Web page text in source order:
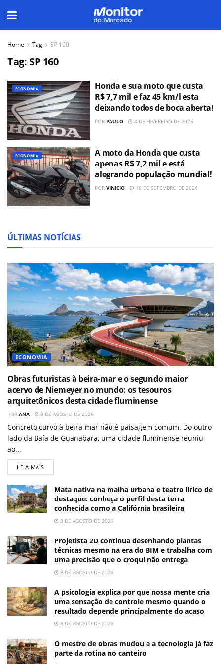
Home Tag SP 160
Tag: SP 160
ECONOMIA
Honda e sua moto que custa
R$ 7,7 mil e faz 45 km/l esta
deixando todos de boca aberta!
POR PAULO 4 DE FEVEREIRO DE 2025
ECONOMIA
A moto da Honda que custa
apenas R$ 7,2 mil e está
alegrando população mundial!
POR VINICIO 16 DE SETEMBRO DE 2024
ÚLTIMAS NOTÍCIAS
ECONOMIA
Obras futuristas à beira-mar e o segundo maior
acervo de Niemeyer no mundo: os tesouros
arquitetônicos desta cidade fluminense
POR ANA 8 DE AGOSTO DE 2026
Concreto curvo à beira-mar não é paisagem comum. Do outro
lado da Baía de Guanabara, uma cidade fluminense reuniu
ao...
LEIA MAIS
Mata nativa na malha urbana e teatro lírico de
destaque: conheça o perfil desta terra
conhecida como a Califórnia brasileira
8 DE AGOSTO DE 2026
Projetista 2D continua desenhando plantas
técnicas mesmo na era do BIM e trabalha com
uma precisão que o croqui não entrega
8 DE AGOSTO DE 2026
A psicologia explica por que nossa mente cria
uma sensação de controle mesmo quando o
resultado depende principalmente do acaso
8 DE AGOSTO DE 2026
O mestre de obras mudou e a tecnologia já faz
parte da rotina no canteiro